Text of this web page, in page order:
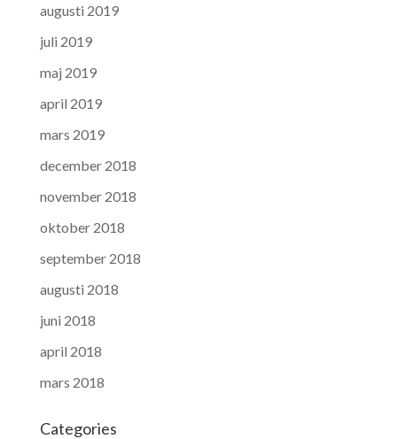
augusti 2019
juli 2019
maj 2019
april 2019
mars 2019
december 2018
november 2018
oktober 2018
september 2018
augusti 2018
juni 2018
april 2018
mars 2018
Categories